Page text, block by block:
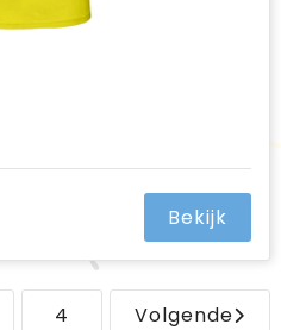
Bekijk
4 Volgende